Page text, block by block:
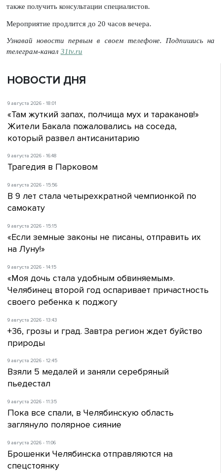
также получить консультации специалистов.
Мероприятие продлится до 20 часов вечера.
Узнавай новости первым в своем телефоне. Подпишись на
телеграм-канал 31tv.ru
НОВОСТИ ДНЯ
9 августа 2026 - 18:01
«Там жуткий запах, полчища мух и тараканов!»
Жители Бакала пожаловались на соседа,
который развел антисанитарию
9 августа 2026 - 16:48
Трагедия в Парковом
9 августа 2026 - 15:56
В 9 лет стала четырехкратной чемпионкой по
самокату
9 августа 2026 - 15:15
«Если земные законы не писаны, отправить их
на Луну!»
9 августа 2026 - 14:15
«Моя дочь стала удобным обвиняемым».
Челябинец второй год оспаривает причастность
своего ребенка к поджогу
9 августа 2026 - 13:43
+36, грозы и град. Завтра регион ждет буйство
природы
9 августа 2026 - 12:45
Взяли 5 медалей и заняли серебряный
пьедестал
9 августа 2026 - 11:35
Пока все спали, в Челябинскую область
заглянуло полярное сияние
9 августа 2026 - 11:06
Брошенки Челябинска отправляются на
спецстоянку